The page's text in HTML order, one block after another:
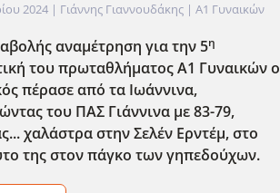
2024 | Γιάννης Γιαννουδάκης | Α1 Γυναικών
αναμέτρηση για την 5η
του πρωταθλήματος Α1 Γυναικών ο
πέρασε από τα Ιωάννινα,
του ΠΑΣ Γιάννινα με 83-79,
χαλάστρα στην Σελέν Ερντέμ, στο
της στον πάγκο των γηπεδούχων.